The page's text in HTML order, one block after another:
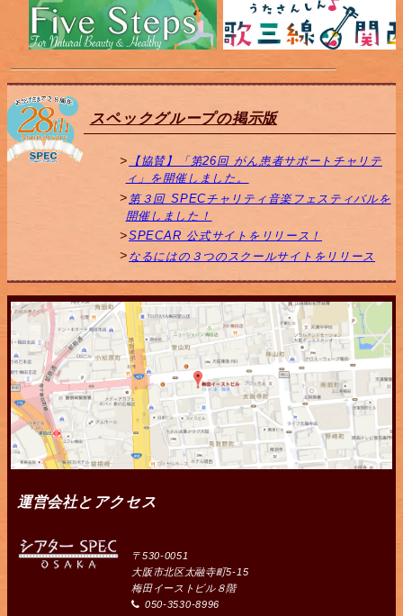
スペックグループの掲示版
【協賛】「第26回 がん患者サポートチャリテ
ィ」を開催しました。
第３回 SPECチャリティ音楽フェスティバルを
開催しました！
SPECAR 公式サイトをリリース！
なるにはの３つのスクールサイトをリリース
運営会社とアクセス
〒530-0051
大阪市北区太融寺町5-15
梅田イーストビル８階
050-3530-8996